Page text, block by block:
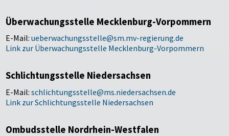
Überwachungsstelle Mecklenburg-Vorpommern
E-Mail:ueberwachungsstelle@sm.mv-regierung.de
Link zur Überwachungsstelle Mecklenburg-Vorpommern
Schlichtungsstelle Niedersachsen
E-Mail:schlichtungsstelle@ms.niedersachsen.de
Link zur Schlichtungsstelle Niedersachsen
Ombudsstelle Nordrhein-Westfalen